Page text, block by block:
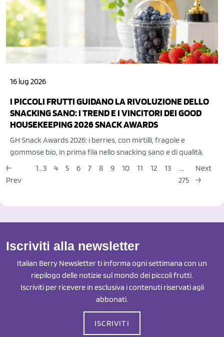
16 lug 2026
I PICCOLI FRUTTI GUIDANO LA RIVOLUZIONE DELLO
SNACKING SANO: I TREND E I VINCITORI DEI GOOD
HOUSEKEEPING 2026 SNACK AWARDS
GH Snack Awards 2026: i berries, con mirtilli, fragole e
gommose bio, in prima fila nello snacking sano e di qualità.
←
Prev
1...3 4 5 6 7 8 9 10 11 12 13
....
275
Next
→
Iscriviti alla newsletter
Italian Berry Newsletter ti informa ogni settimana con un
riepilogo delle notizie sul mondo dei piccoli frutti.
Iscriviti per ricevere in esclusiva i contenuti riservati agli
abbonati.
ISCRIVITI